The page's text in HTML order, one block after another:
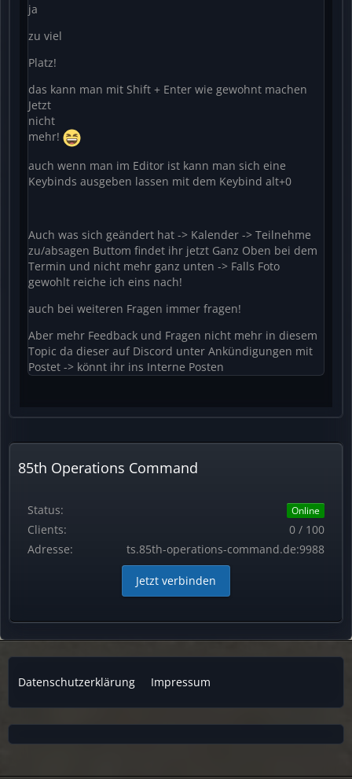
ja
zu viel
Platz!
das kann man mit Shift + Enter wie gewohnt machen
Jetzt
nicht
mehr!
auch wenn man im Editor ist kann man sich eine
Keybinds ausgeben lassen mit dem Keybind alt+0
Auch was sich geändert hat -> Kalender -> Teilnehme
zu/absagen Buttom findet ihr jetzt Ganz Oben bei dem
Termin und nicht mehr ganz unten -> Falls Foto
gewohlt reiche ich eins nach!
auch bei weiteren Fragen immer fragen!
Aber mehr Feedback und Fragen nicht mehr in diesem
Topic da dieser auf Discord unter Ankündigungen mit
Postet -> könnt ihr ins Interne Posten
85th Operations Command
Status: Online
Clients:
0 / 100
Adresse:
ts.85th-operations-command.de:9988
Jetzt verbinden
Datenschutzerklärung Impressum